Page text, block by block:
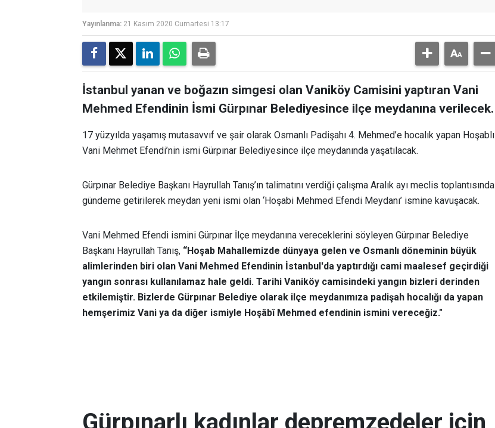
Yayınlanma: 21 Kasım 2020 Cumartesi 13:17
İstanbul yanan ve boğazın simgesi olan Vaniköy Camisini yaptıran Vani
Mehmed Efendinin İsmi Gürpınar Belediyesince ilçe meydanına verilecek.
17 yüzyılda yaşamış mutasavvıf ve şair olarak Osmanlı Padişahı 4. Mehmed’e hocalık yapan Hoşablı
Vani Mehmet Efendi’nin ismi Gürpınar Belediyesince ilçe meydanında yaşatılacak.
Gürpınar Belediye Başkanı Hayrullah Tanış’ın talimatını verdiği çalışma Aralık ayı meclis toplantısında
gündeme getirilerek meydan yeni ismi olan ‘Hoşabi Mehmed Efendi Meydanı’ ismine kavuşacak.
Vani Mehmed Efendi ismini Gürpınar İlçe meydanına vereceklerini söyleyen Gürpınar Belediye
Başkanı Hayrullah Tanış, “Hoşab Mahallemizde dünyaya gelen ve Osmanlı döneminin büyük
alimlerinden biri olan Vani Mehmed Efendinin İstanbul'da yaptırdığı cami maalesef geçirdiği
yangın sonrası kullanılamaz hale geldi. Tarihi Vaniköy camisindeki yangın bizleri derinden
etkilemiştir. Bizlerde Gürpınar Belediye olarak ilçe meydanımıza padişah hocalığı da yapan
hemşerimiz Vani ya da diğer ismiyle Hoşâbî Mehmed efendinin ismini vereceğiz."
Gürpınarlı kadınlar depremzedeler için